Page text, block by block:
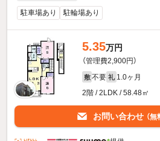
駐車場あり 駐輪場あり
5.35万円
（管理費2,900円）
敷 不要 礼 1.0ヶ月
2階 / 2LDK / 58.48㎡
お問い合わせ （無